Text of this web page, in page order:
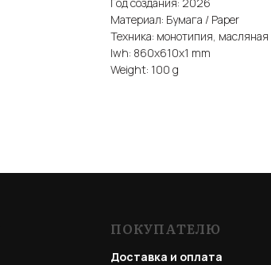
Материал: Бумага / Paper
Техника: монотипия,
lwh: 860x610x1 mm
Weight: 100 g
ПОКУПАТЕЛЮ
Доставка и оплата